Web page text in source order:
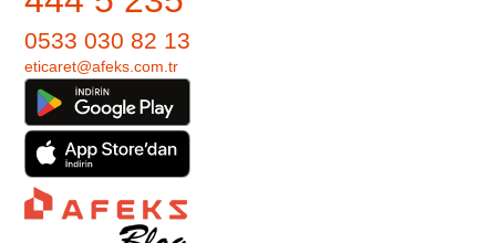
0533 030 82 13
eticaret@afeks.com.tr